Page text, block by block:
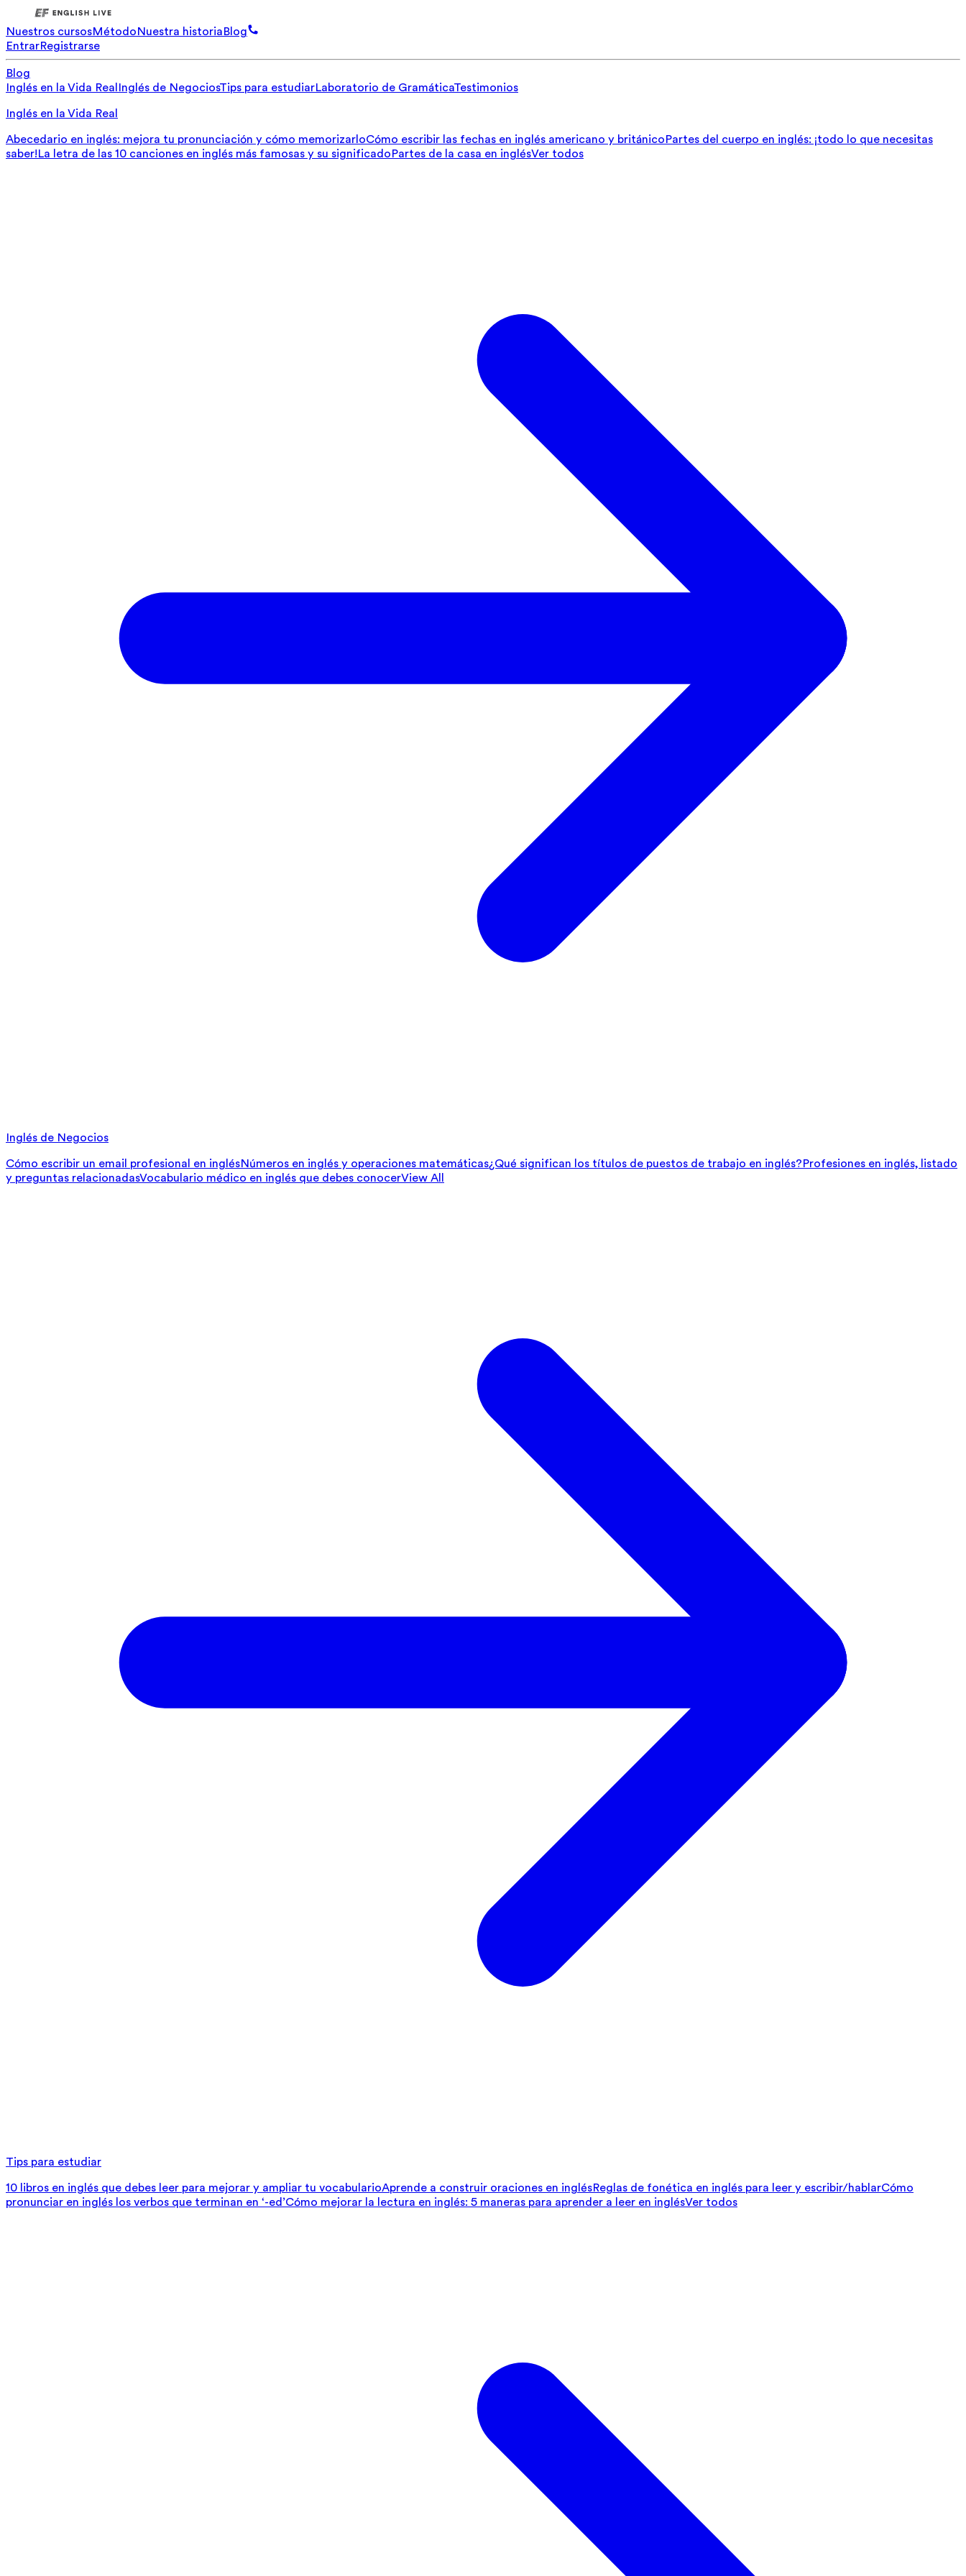
Nuestros cursosMétodoNuestra historiaBlog
EntrarRegistrarse
Blog
Inglés en la Vida Real Inglés de NegociosTips para estudiarLaboratorio de GramáticaTestimonios
Inglés en la Vida Real
Abecedario en inglés: mejora tu pronunciación y cómo memorizarloCómo escribir las fechas en inglés americano y británicoPartes del cuerpo en inglés: ¡todo lo que necesitas
saber!La letra de las 10 canciones en inglés más famosas y su significadoPartes de la casa en inglésVer todos
Inglés de Negocios
Cómo escribir un email profesional en inglésNúmeros en inglés y operaciones matemáticas¿Qué significan los títulos de puestos de trabajo en inglés?Profesiones en inglés, listado
y preguntas relacionadasVocabulario médico en inglés que debes conocerView All
Tips para estudiar
10 libros en inglés que debes leer para mejorar y ampliar tu vocabularioAprende a construir oraciones en inglésReglas de fonética en inglés para leer y escribir/hablarCómo
pronunciar en inglés los verbos que terminan en ‘-ed’Cómo mejorar la lectura en inglés: 5 maneras para aprender a leer en inglésVer todos